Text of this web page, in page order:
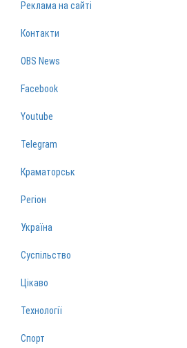
Реклама на сайті
Контакти
OBS News
Facebook
Youtube
Telegram
Краматорськ
Регіон
Україна
Суспільство
Цікаво
Технології
Спорт